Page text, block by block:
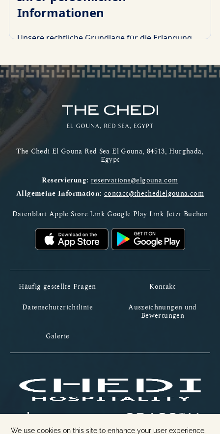
The Chedi El Gouna Red Sea El Gouna, 84513, Hurghada,
Egypt
Reservierung: reservations@elgouna.com
Allgemeine Information: contact@thechedielgouna.com
Datenblatt Apple Store Link Google Play Link Jetzt Buchen
Häufig gestellte Fragen
Kontakt
Datenschutzrichtlinie
Auszeichnungen und
Bewertungen
Galerie